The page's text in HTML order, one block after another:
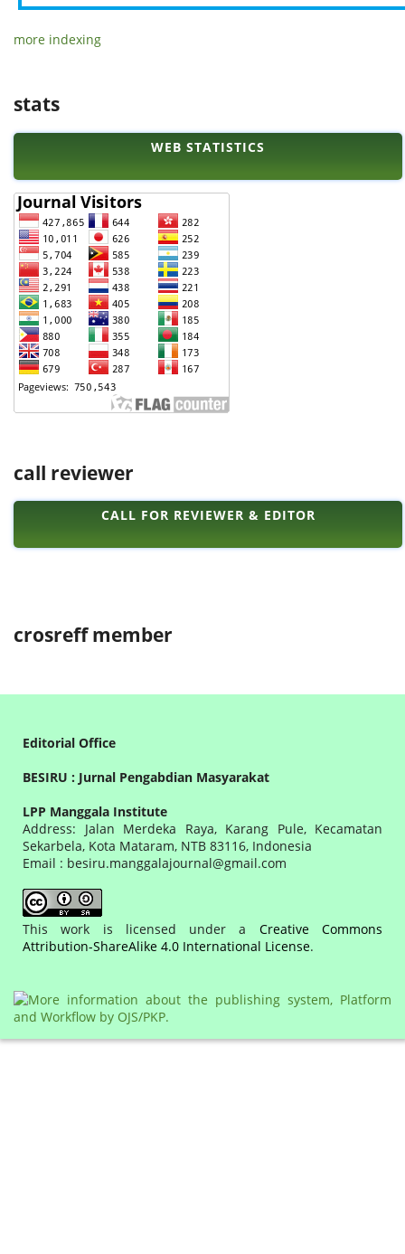
more indexing
stats
WEB STATISTICS
call reviewer
CALL FOR REVIEWER & EDITOR
crosreff member
Editorial Office
BESIRU : Jurnal Pengabdian Masyarakat
LPP Manggala Institute
Address: Jalan Merdeka Raya, Karang Pule, Kecamatan
Sekarbela, Kota Mataram, NTB 83116, Indonesia
Email : besiru.manggalajournal@gmail.com
This work is licensed under a Creative Commons
Attribution-ShareAlike 4.0 International License.